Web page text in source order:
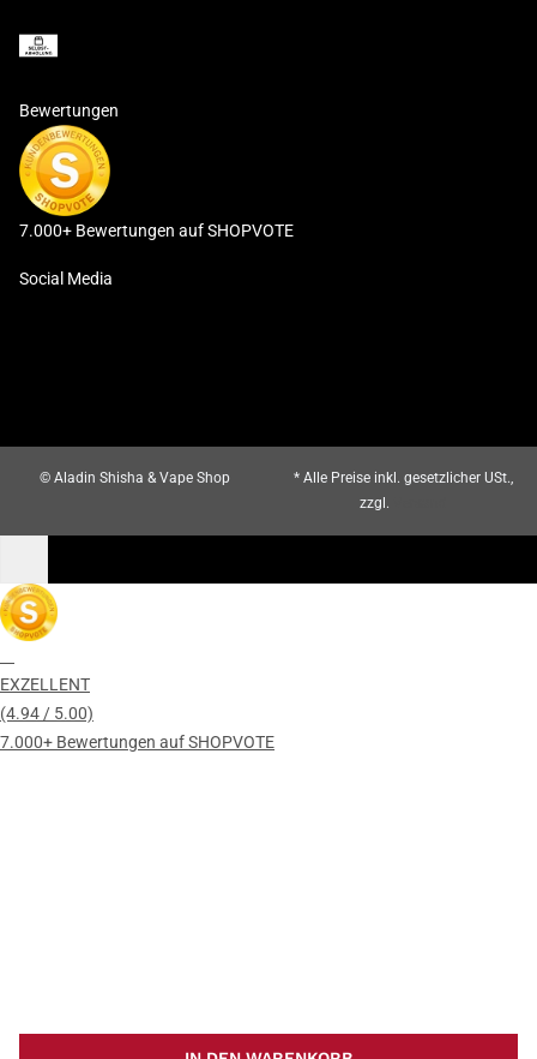
Bewertungen
7.000+ Bewertungen auf SHOPVOTE
Social Media
© Aladin Shisha & Vape Shop
* Alle Preise inkl. gesetzlicher USt.,
zzgl.
EXZELLENT
(4.94 / 5.00)
7.000+ Bewertungen auf SHOPVOTE